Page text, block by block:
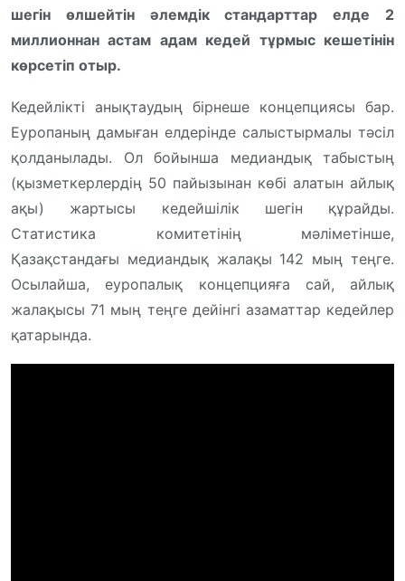
шегін өлшейтін әлемдік стандарттар елде 2
миллионнан астам адам кедей тұрмыс кешетінін
көрсетіп отыр.
Кедейлікті анықтаудың бірнеше концепциясы бар.
Еуропаның дамыған елдерінде салыстырмалы тәсіл
қолданылады. Ол бойынша медиандық табыстың
(қызметкерлердің 50 пайызынан көбі алатын айлық
ақы) жартысы кедейшілік шегін құрайды.
Статистика комитетінің мәліметінше,
Қазақстандағы медиандық жалақы 142 мың теңге.
Осылайша, еуропалық концепцияға сай, айлық
жалақысы 71 мың теңге дейінгі азаматтар кедейлер
қатарында.